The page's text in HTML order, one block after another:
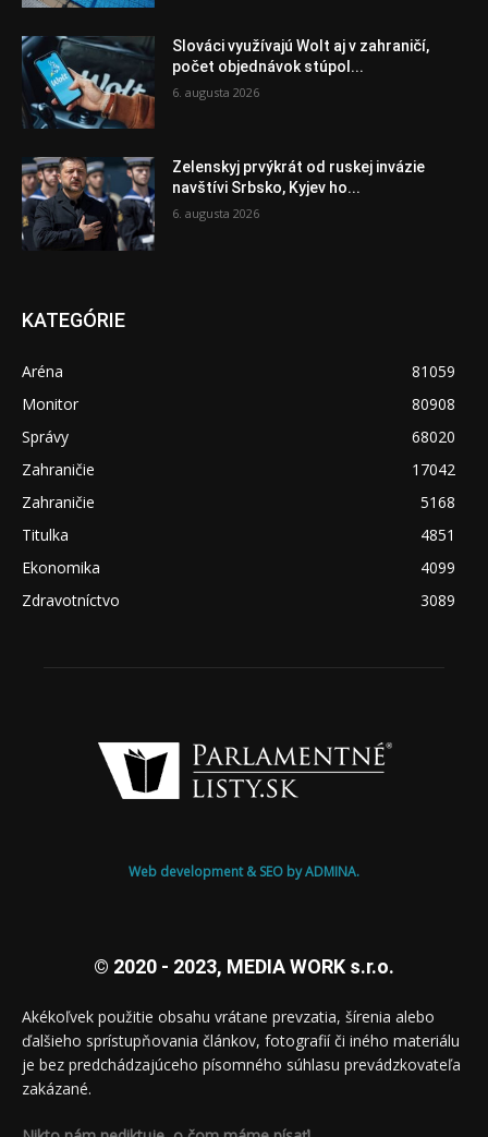
Slováci využívajú Wolt aj v zahraničí,
počet objednávok stúpol...
6. augusta 2026
Zelenskyj prvýkrát od ruskej invázie
navštívi Srbsko, Kyjev ho...
6. augusta 2026
KATEGÓRIE
Aréna
81059
Monitor
80908
Správy
68020
Zahraničie
17042
Zahraničie
5168
Titulka
4851
Ekonomika
4099
Zdravotníctvo
3089
Web development & SEO by ADMINA.
© 2020 - 2023, MEDIA WORK s.r.o.
Akékoľvek použitie obsahu vrátane prevzatia, šírenia alebo
ďalšieho sprístupňovania článkov, fotografií či iného materiálu
je bez predchádzajúceho písomného súhlasu prevádzkovateľa
zakázané.